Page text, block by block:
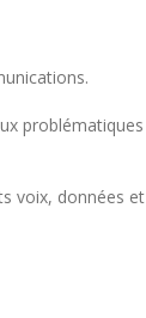
problématiques
voix, données et